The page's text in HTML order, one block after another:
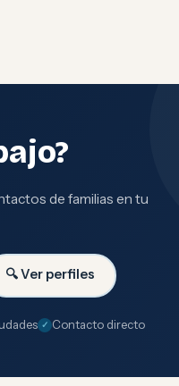
de familias en tu
🔍 Ver perfiles
Contacto directo